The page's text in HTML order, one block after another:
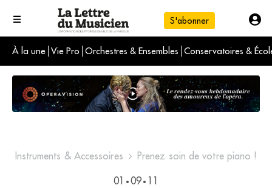
S'abonner
À la une Vie Pro Orchestres & Ensembles Conservatoires &
L'info du jour
Le numéro du mois
International
Instruments & Accessoires Prenez soin de votre piano !
01 • 09 • 11